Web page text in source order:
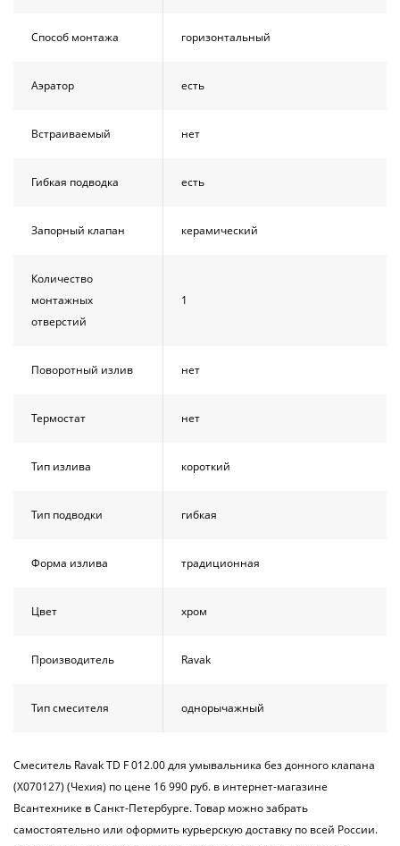
Способ монтажа горизонтальный
Аэратор есть
Встраиваемый нет
Гибкая подводка есть
Запорный клапан керамический
Количество
монтажных
отверстий
1
Поворотный излив нет
Термостат нет
Тип излива короткий
Тип подводки гибкая
Форма излива традиционная
Цвет хром
Производитель Ravak
Тип смесителя однорычажный
Смеситель Ravak TD F 012.00 для умывальника без донного клапана
(X070127) (Чехия) по цене 16 990 руб. в интернет-магазине
Всантехнике в Санкт-Петербурге. Товар можно забрать
самостоятельно или оформить курьерскую доставку по всей России.